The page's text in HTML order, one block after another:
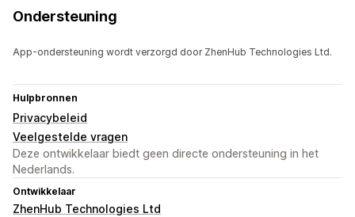
Ondersteuning
App-ondersteuning wordt verzorgd door ZhenHub Technologies Ltd.
Hulpbronnen
Privacybeleid
Veelgestelde vragen
Deze ontwikkelaar biedt geen directe ondersteuning in het
Nederlands.
Ontwikkelaar
ZhenHub Technologies Ltd